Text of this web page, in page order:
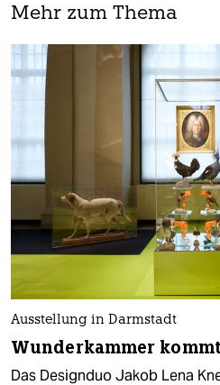
Mehr zum Thema
Ausstellung in Darmstadt
Wunderkammer
Das Designduo Jakob Lena